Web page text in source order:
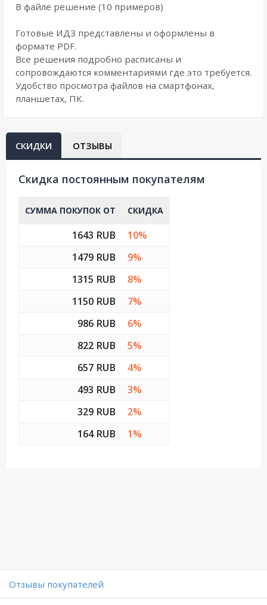
В файле решение (10 примеров)
Готовые ИДЗ представлены и оформлены в
формате PDF.
Все решения подробно расписаны и
сопровождаются комментариями где это требуется.
Удобство просмотра файлов на смартфонах,
планшетах, ПК.
СКИДКИ ОТЗЫВЫ
Cкидка постоянным покупателям
СУММА ПОКУПОК ОТ СКИДКА
1643 RUB
10%
1479 RUB
9%
1315 RUB
8%
1150 RUB
7%
986 RUB
6%
822 RUB
5%
657 RUB
4%
493 RUB
3%
329 RUB
2%
164 RUB
1%
Отзывы покупателей